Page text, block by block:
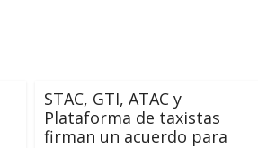
STAC, GTI, ATAC y
Plataforma de taxistas
firman un acuerdo para